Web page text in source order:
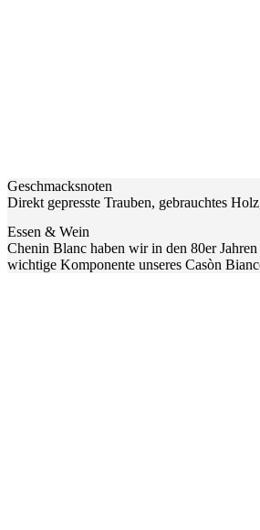
Geschmacksnoten
Direkt gepresste Trauben, gebrauchtes
Essen & Wein
Chenin Blanc haben wir in den 80er
wichtige Komponente unseres Casòn